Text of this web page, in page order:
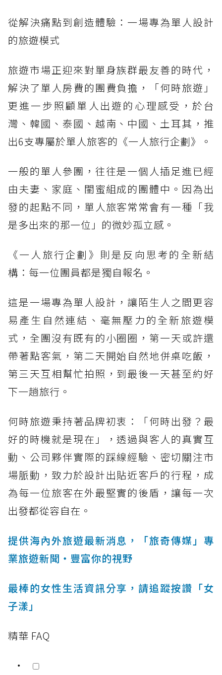
從解決痛點到創造體驗：一場專為單人設計
的旅遊模式
旅遊市場正迎來對單身族群最友善的時代，
解決了單人房費的團費負擔，「何時旅遊」
更進一步照顧單人出遊的心理感受，於台
灣、韓國、泰國、越南、中國、土耳其，推
出6支專屬於單人旅客的《一人旅行企劃》。
一般的單人參團，往往是一個人插足進已經
由夫妻、家庭、閨蜜組成的團體中。因為出
發的起點不同，單人旅客常常會有一種「我
是多出來的那一位」的微妙孤立感。
《一人旅行企劃》則是反向思考的全新結
構：每一位團員都是獨自報名。
這是一場專為單人設計，讓陌生人之間更容
易產生自然連結、毫無壓力的全新旅遊模
式，全團沒有既有的小圈圈，第一天或許還
帶著點客氣，第二天開始自然地併桌吃飯，
第三天互相幫忙拍照，到最後一天甚至約好
下一趟旅行。
何時旅遊秉持著品牌初衷：「何時出發？最
好的時機就是現在」，透過與客人的真實互
動、公司夥伴實際的踩線經驗、密切關注市
場脈動，致力於設計出貼近客戶的行程，成
為每一位旅客在外最堅實的後盾，讓每一次
出發都從容自在。
提供海內外旅遊最新消息，「旅奇傳媒」專
業旅遊新聞‧豐富你的視野
最棒的女性生活資訊分享，請追蹤按讚「女
子漾」
精華 FAQ